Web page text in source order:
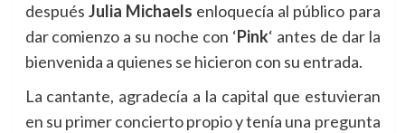
después Julia Michaels enloquecía al público para
dar comienzo a su noche con ‘Pink‘ antes de dar la
bienvenida a quienes se hicieron con su entrada.
La cantante, agradecía a la capital que estuvieran
en su primer concierto propio y tenía una pregunta